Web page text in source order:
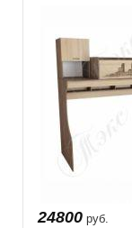
24800 руб.